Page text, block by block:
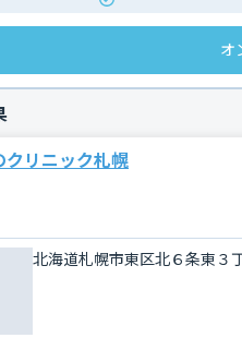
オ
クリニック札幌
北海道札幌市東区北６条東３